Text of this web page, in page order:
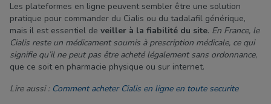
Les plateformes en ligne peuvent sembler être une solution
pratique pour commander du Cialis ou du tadalafil générique,
mais il est essentiel de veiller à la fiabilité du site. En France, le
Cialis reste un médicament soumis à prescription médicale, ce qui
signifie qu’il ne peut pas être acheté légalement sans ordonnance,
que ce soit en pharmacie physique ou sur internet.
Lire aussi : Comment acheter Cialis en ligne en toute securite